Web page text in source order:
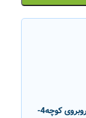
خیابان قاآنی شمالی-خیابان منوچهری-روبروی کوچه4-